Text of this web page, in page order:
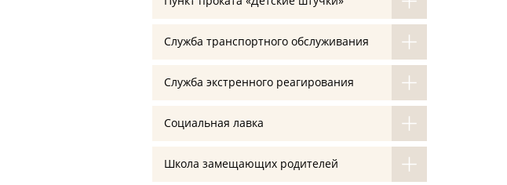
Служба транспортного обслуживания
Служба экстренного реагирования
Социальная лавка
Школа замещающих родителей